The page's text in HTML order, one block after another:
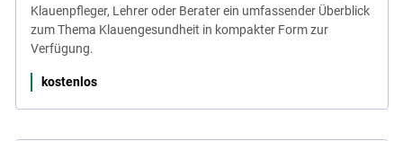
Klauenpfleger, Lehrer oder Berater ein umfassender Überblick
zum Thema Klauengesundheit in kompakter Form zur
Verfügung.
kostenlos